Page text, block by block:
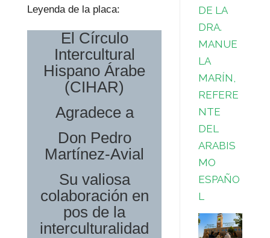
Leyenda de la placa:
El Círculo
Intercultural
Hispano Árabe
(CIHAR)
Agradece a
Don Pedro
Martínez-Avial
Su valiosa
colaboración en
pos de la
interculturalidad
DE LA
DRA.
MANUE
LA
MARÍN,
REFERE
NTE
DEL
ARABIS
MO
ESPAÑO
L